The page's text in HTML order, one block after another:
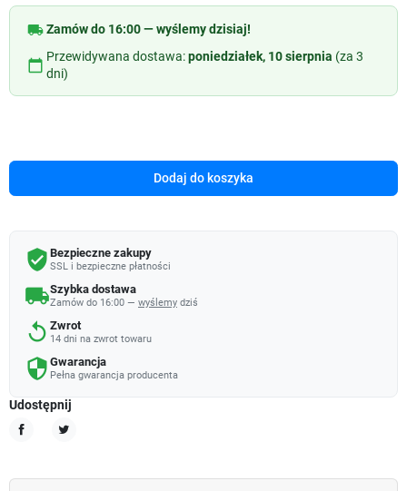
local_shippingZamów do 16:00 — wyślemy dzisiaj!
calendar_today
Przewidywana dostawa:poniedziałek, 10 sierpnia (za 3
dni)
Dodaj do koszyka
verified_user Bezpieczne zakupy
SSL i bezpieczne płatności
local_shippingSzybka dostawa
Zamów do 16:00 — wyślemy dziś
replay Zwrot
14 dni na zwrot towaru
security Gwarancja
Pełna gwarancja producenta
Udostępnij